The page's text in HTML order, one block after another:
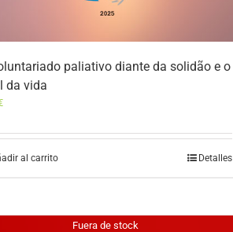
paliativo diante da solidão e o
da vida
al carrito Detalles
Fuera de stock